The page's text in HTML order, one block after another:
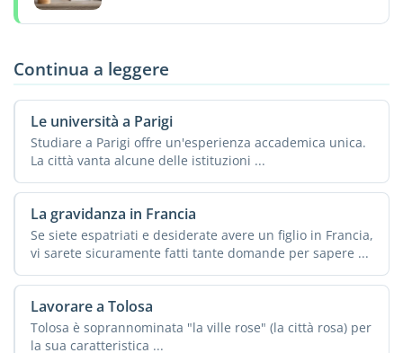
Continua a leggere
Le università a Parigi
Studiare a Parigi offre un'esperienza accademica unica.
La città vanta alcune delle istituzioni ...
La gravidanza in Francia
Se siete espatriati e desiderate avere un figlio in Francia,
vi sarete sicuramente fatti tante domande per sapere ...
Lavorare a Tolosa
Tolosa è soprannominata "la ville rose" (la città rosa) per
la sua caratteristica ...